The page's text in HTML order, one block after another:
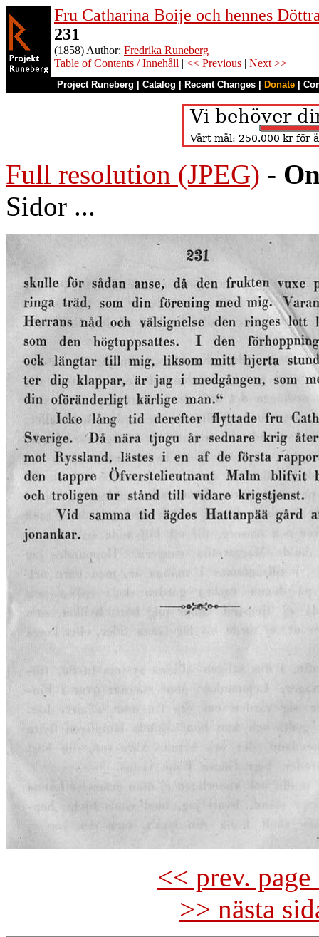
Fru Catharina Boije och hennes
231
(1858) Author: Fredrika Runeberg
Table of Contents / Innehåll | << Previous | Next >>
Project Runeberg Catalog Recent Changes Donate
Full resolution (JPEG) -
Sidor ...
<< prev.
>> nästa